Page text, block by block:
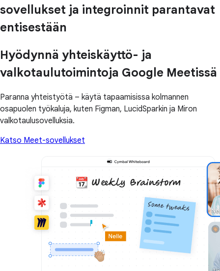
sovellukset ja integroinnit parantavat
entisestään
Hyödynnä yhteiskäyttö- ja
valkotaulutoimintoja Google Meetissä
Paranna yhteistyötä – käytä tapaamisissa kolmannen
osapuolen työkaluja, kuten Figman, LucidSparkin ja Miron
valkotaulusovelluksia.
Katso Meet-sovellukset